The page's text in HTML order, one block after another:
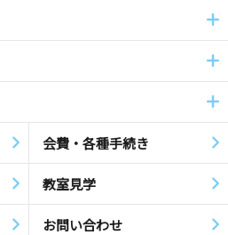
会費・各種手続き
教室見学
お問い合わせ